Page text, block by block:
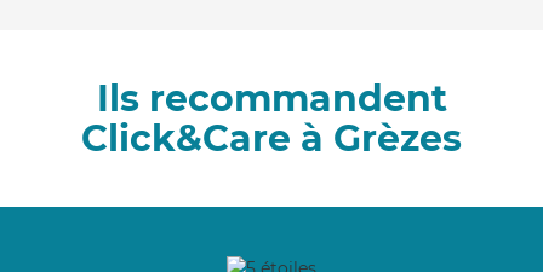
Ils recommandent
Click&Care à Grèzes